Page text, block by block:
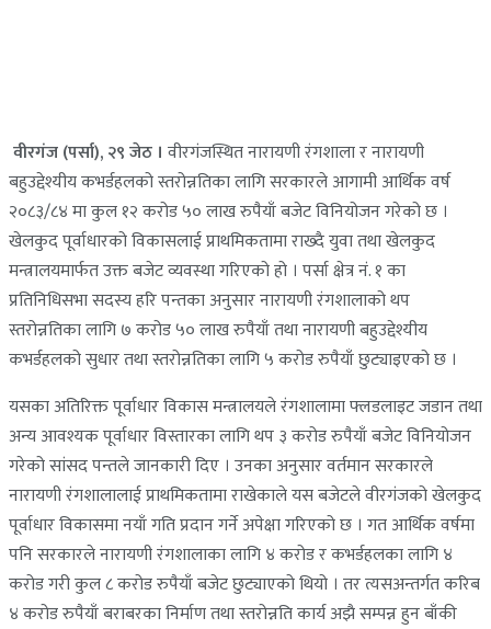
वीरगंज (पर्सा), २९ जेठ । वीरगंजस्थित नारायणी रंगशाला र नारायणी
बहुउद्देश्यीय कभर्डहलको स्तरोन्नतिका लागि सरकारले आगामी आर्थिक वर्ष
२०८३/८४ मा कुल १२ करोड ५० लाख रुपैयाँ बजेट विनियोजन गरेको छ ।
खेलकुद पूर्वाधारको विकासलाई प्राथमिकतामा राख्दै युवा तथा खेलकुद
मन्त्रालयमार्फत उक्त बजेट व्यवस्था गरिएको हो । पर्सा क्षेत्र नं. १ का
प्रतिनिधिसभा सदस्य हरि पन्तका अनुसार नारायणी रंगशालाको थप
स्तरोन्नतिका लागि ७ करोड ५० लाख रुपैयाँ तथा नारायणी बहुउद्देश्यीय
कभर्डहलको सुधार तथा स्तरोन्नतिका लागि ५ करोड रुपैयाँ छुट्याइएको छ ।
यसका अतिरिक्त पूर्वाधार विकास मन्त्रालयले रंगशालामा फ्लडलाइट जडान तथा
अन्य आवश्यक पूर्वाधार विस्तारका लागि थप ३ करोड रुपैयाँ बजेट विनियोजन
गरेको सांसद पन्तले जानकारी दिए । उनका अनुसार वर्तमान सरकारले
नारायणी रंगशालालाई प्राथमिकतामा राखेकाले यस बजेटले वीरगंजको खेलकुद
पूर्वाधार विकासमा नयाँ गति प्रदान गर्ने अपेक्षा गरिएको छ । गत आर्थिक वर्षमा
पनि सरकारले नारायणी रंगशालाका लागि ४ करोड र कभर्डहलका लागि ४
करोड गरी कुल ८ करोड रुपैयाँ बजेट छुट्याएको थियो । तर त्यसअन्तर्गत करिब
४ करोड रुपैयाँ बराबरका निर्माण तथा स्तरोन्नति कार्य अझै सम्पन्न हुन बाँकी